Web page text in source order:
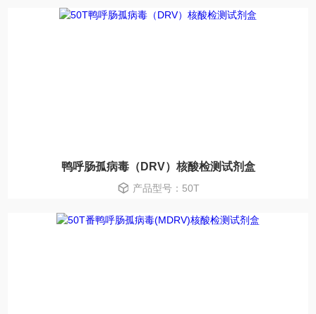
鸭呼肠孤病毒（DRV）核酸检测试剂盒
产品型号：50T